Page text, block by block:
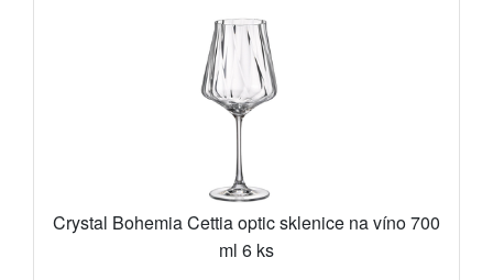
Crystal Bohemia Cettia optic sklenice na víno 700
ml 6 ks